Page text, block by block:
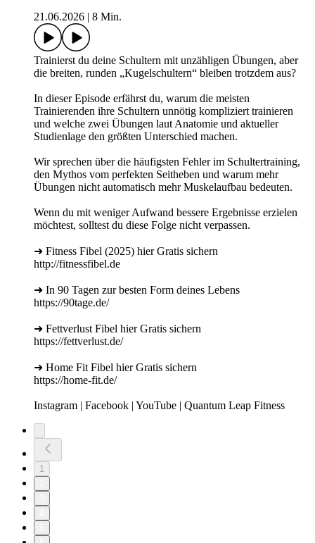
21.06.2026
8 Min.
Trainierst du deine Schultern mit unzähligen Übungen, aber
die breiten, runden „Kugelschultern“ bleiben trotzdem aus?
In dieser Episode erfährst du, warum die meisten
Trainierenden ihre Schultern unnötig kompliziert trainieren
und welche zwei Übungen laut Anatomie und aktueller
Studienlage den größten Unterschied machen.
Wir sprechen über die häufigsten Fehler im Schultertraining,
den Mythos vom perfekten Seitheben und warum mehr
Übungen nicht automatisch mehr Muskelaufbau bedeuten.
Wenn du mit weniger Aufwand bessere Ergebnisse erzielen
möchtest, solltest du diese Folge nicht verpassen.
➜ Fitness Fibel (2025) hier Gratis sichern
http://fitnessfibel.de
➜ In 90 Tagen zur besten Form deines Lebens
https://90tage.de/
➜ Fettverlust Fibel hier Gratis sichern
https://fettverlust.de/
➜ Home Fit Fibel hier Gratis sichern
https://home-fit.de/
Instagram | Facebook | YouTube | Quantum Leap Fitness
1